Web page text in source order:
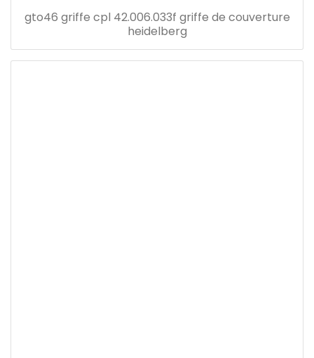
gto46 griffe cpl 42.006.033f griffe de couverture
heidelberg